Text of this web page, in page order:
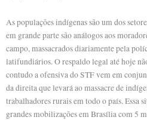
As populações indígenas são um dos
em grande parte são análogos aos
campo, massacrados diariamente pela
latifundiários. O respaldo legal até hoje
contudo a ofensiva do STF vem em
da direita que levará ao massacre de
trabalhadores rurais em todo o país. Essa
grandes mobilizações em Brasília com 5